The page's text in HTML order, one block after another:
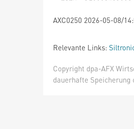
AXC0250 2026-05-08/
Relevante Links:
Copyright dpa-AFX
dauerhafte